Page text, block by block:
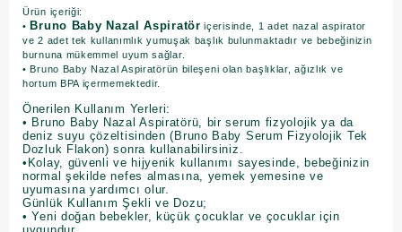
Ürün içeriği:
• Bruno Baby Nazal Aspiratör içerisinde, 1 adet nazal aspirator
ve 2 adet tek kullanımlık yumuşak başlık bulunmaktadır ve bebeğinizin
burnuna mükemmel uyum sağlar.
• Bruno Baby Nazal Aspiratörün bileşeni olan başlıklar, ağızlık ve
hortum BPA içermemektedir.
Önerilen Kullanım Yerleri:
• Bruno Baby Nazal Aspiratörü, bir serum fizyolojik ya da
deniz suyu çözeltisinden (Bruno Baby Serum Fizyolojik Tek
Dozluk Flakon) sonra kullanabilirsiniz.
•Kolay, güvenli ve hijyenik kullanımı sayesinde, bebeğinizin
normal şekilde nefes almasına, yemek yemesine ve
uyumasına yardımcı olur.
Günlük Kullanım Şekli ve Dozu;
• Yeni doğan bebekler, küçük çocuklar ve çocuklar için